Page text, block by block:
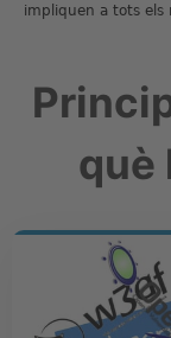
impliquen a tots els
què